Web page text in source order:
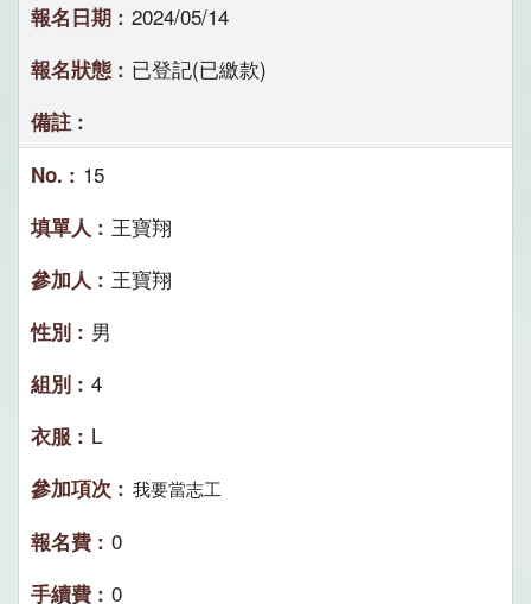
2024/05/14
已登記(已繳款)
15
王寶翔
王寶翔
男
4
L
我要當志工
0
0